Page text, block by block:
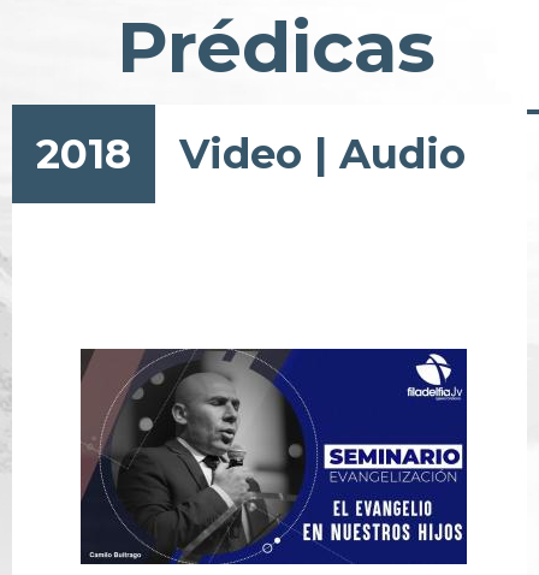
Prédicas
2018 Video | Audio
Paginación